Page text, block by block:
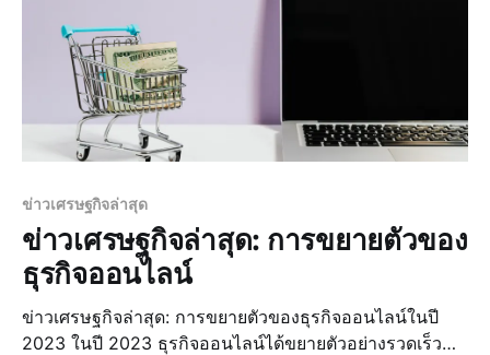
ข่าวเศรษฐกิจล่าสุด
ข่าวเศรษฐกิจล่าสุด: การขยายตัวของ
ธุรกิจออนไลน์
ข่าวเศรษฐกิจล่าสุด: การขยายตัวของธุรกิจออนไลน์ในปี
2023 ในปี 2023 ธุรกิจออนไลน์ได้ขยายตัวอย่างรวดเร็ว